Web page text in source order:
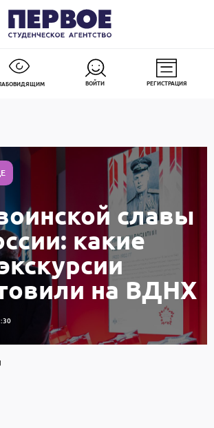
ВОЙТИ РЕГИСТРАЦИЯ
славы
какие
на ВДНХ